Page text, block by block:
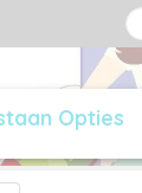
Opties